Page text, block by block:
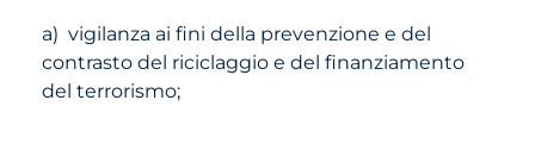
a) vigilanza ai fini della prevenzione e del
contrasto del riciclaggio e del finanziamento
del terrorismo;